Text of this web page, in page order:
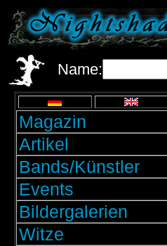
Name:
Magazin
Artikel
Bands/Künstler
Events
Bildergalerien
Witze